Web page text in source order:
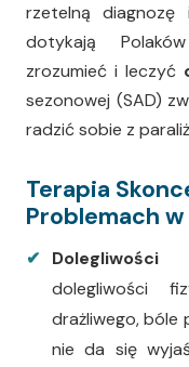
rzetelną
dotykają
zrozumieć i leczyć
sezonowej (SAD)
radzić sobie z
Terapia
Problemach
Dolegliwości
dolegliwości
drażliwego, bóle
nie da się